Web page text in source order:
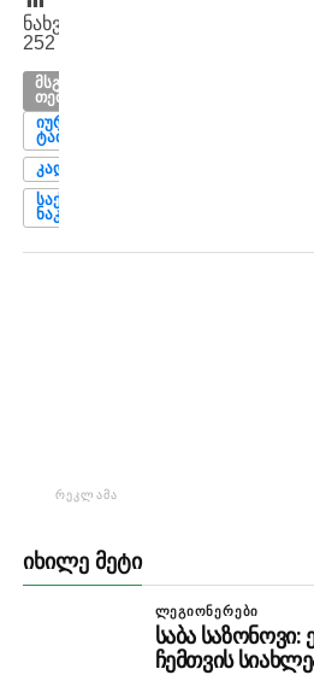
ნახვები:
252
ᲛᲡᲒᲐᲕᲡᲘ
ᲗᲔᲛᲔᲑᲘ
ᲘᲣᲠᲘ
ᲢᲐᲑᲐᲢᲐᲫᲔ
ᲙᲐᲓᲘᲡᲘ
ᲡᲐᲥᲐᲠᲗᲕᲔᲚᲝᲡ
ᲜᲐᲙᲠᲔᲑᲘ
ᲠᲔᲙᲚᲐᲛᲐ
ᲘᲮᲘᲚᲔ ᲛᲔᲢᲘ
ᲚᲔᲒᲘᲝᲜᲔᲠᲔᲑᲘ
საბა
ჩემთვის